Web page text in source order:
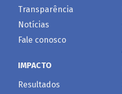
Transparência
Notícias
Fale conosco
IMPACTO
Resultados